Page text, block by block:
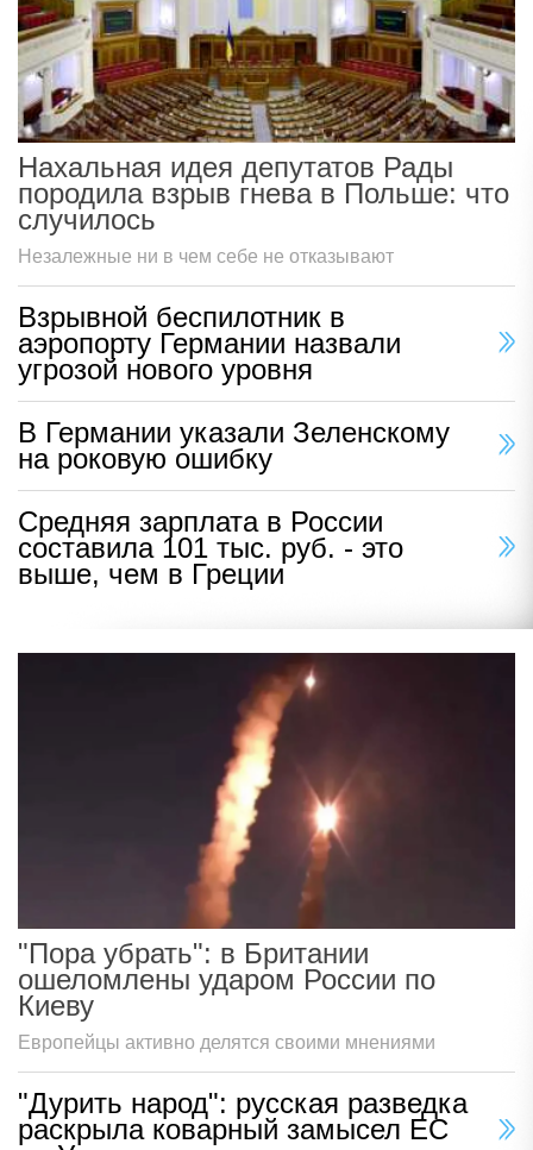
Нахальная идея депутатов Рады
породила взрыв гнева в Польше: что
случилось
Незалежные ни в чем себе не отказывают
Взрывной беспилотник в
аэропорту Германии назвали
угрозой нового уровня
В Германии указали Зеленскому
на роковую ошибку
Средняя зарплата в России
составила 101 тыс. руб. - это
выше, чем в Греции
"Пора убрать": в Британии
ошеломлены ударом России по
Киеву
Европейцы активно делятся своими мнениями
"Дурить народ": русская разведка
раскрыла коварный замысел ЕС